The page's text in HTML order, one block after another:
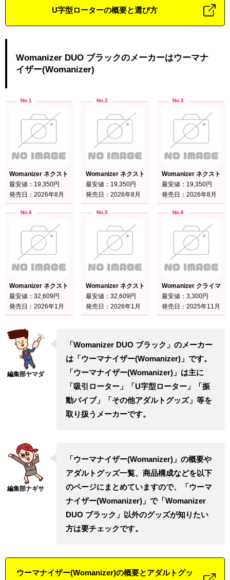
U字型ローターの概要と選び方
Womanizer DUO ブラックのメーカーはウーマナ
イザー(Womanizer)
Womanizer ネクストリバティ ヴァイブラントピンク
最安値：19,350円
発売日：2026年8月
Womanizer ネクストリバティ ボルドー
最安値：19,350円
発売日：2026年8月
Womanizer ネクストリ
最安値：19,350円
発売日：2026年8月
Womanizer ネクスト ボルドー
最安値：32,609円
発売日：2026年1月
Womanizer ネクスト ダスキーピンク
最安値：32,609円
発売日：2026年1月
Womanizer クライマッ
最安値：3,300円
発売日：2025年11月
「Womanizer DUO ブラック」のメーカー
は「ウーマナイザー(Womanizer)」です。
「ウーマナイザー(Womanizer)」は主に
「吸引ローター」「U字型ローター」「振
動バイブ」「その他アダルトグッズ」等を
取り扱うメーカーです。
「ウーマナイザー(Womanizer)」の概要や
アダルトグッズ一覧、商品構成などを以下
のページにまとめていますので、「ウーマ
ナイザー(Womanizer)」で「Womanizer
DUO ブラック」以外のグッズが知りたい
方は要チェックです。
ウーマナイザー(Womanizer)の概要とアダルトグッ